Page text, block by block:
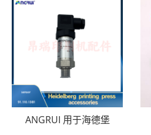
ANGRUI 用于海德堡